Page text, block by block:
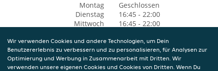
Montag
Geschlossen
Dienstag
16:45 - 22:00
Mittwoch
16:45 - 22:00
Freitag
16:45 - 22:30
Samstag
16:30 - 23:00
Sonntag
16:00 - 21:45
Wir verwenden Cookies und andere Technologien, um Dein
Benutzererlebnis zu verbessern und zu personalisieren, für Analysen zur
Optimierung und Werbung in Zusammenarbeit mit Dritten. Wir
verwenden unsere eigenen Cookies und Cookies von Dritten. Wenn Du